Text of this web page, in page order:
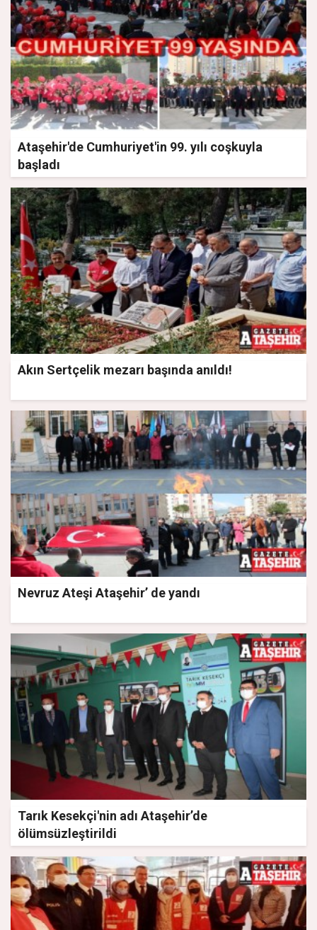
Ataşehir'de Cumhuriyet'in 99. yılı coşkuyla
başladı
Akın Sertçelik mezarı başında anıldı!
Nevruz Ateşi Ataşehir’ de yandı
Tarık Kesekçi'nin adı Ataşehir’de
ölümsüzleştirildi